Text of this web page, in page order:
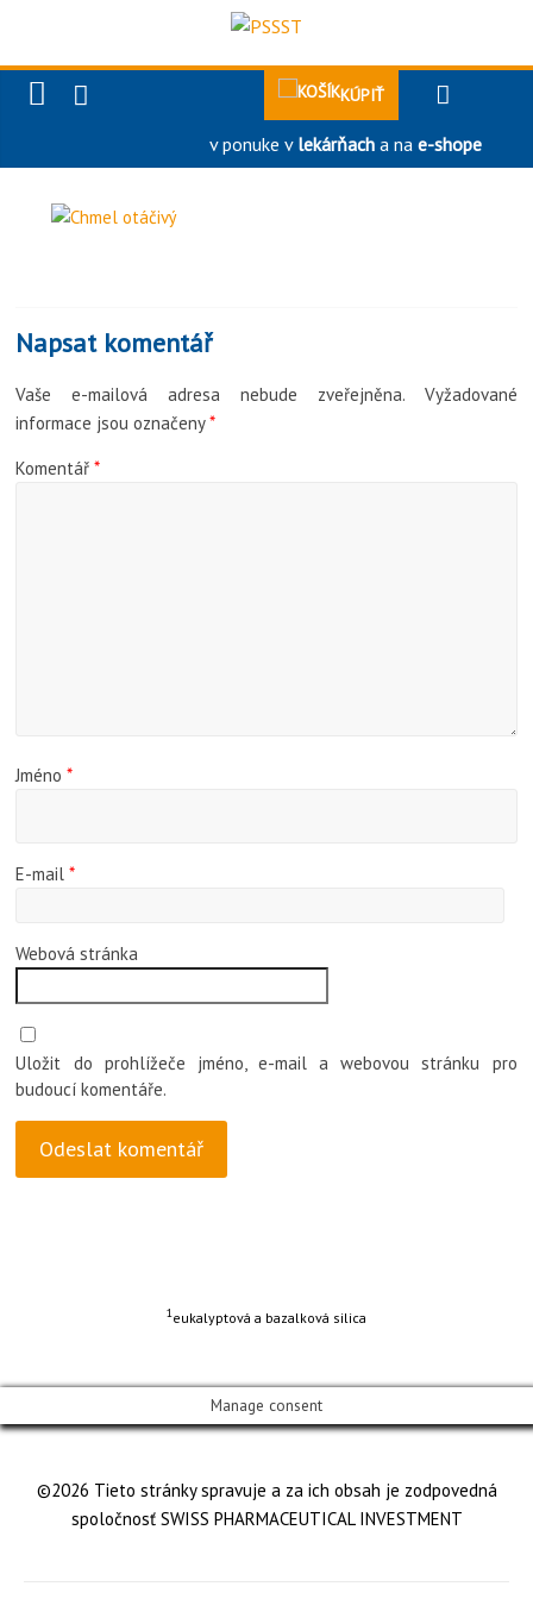
KÚPIŤ
v ponuke v lekárňach a na e-shope
Napsat komentář
Vaše e-mailová adresa nebude zveřejněna.
Vyžadované
informace jsou označeny*
Komentář*
Jméno*
E-mail*
Webová stránka
Uložit do prohlížeče jméno, e-mail a webovou stránku pro
budoucí komentáře.
1eukalyptová a bazalková silica
Manage consent
©2026 Tieto stránky spravuje a za ich obsah je zodpovedná
spoločnosť SWISS PHARMACEUTICAL INVESTMENT